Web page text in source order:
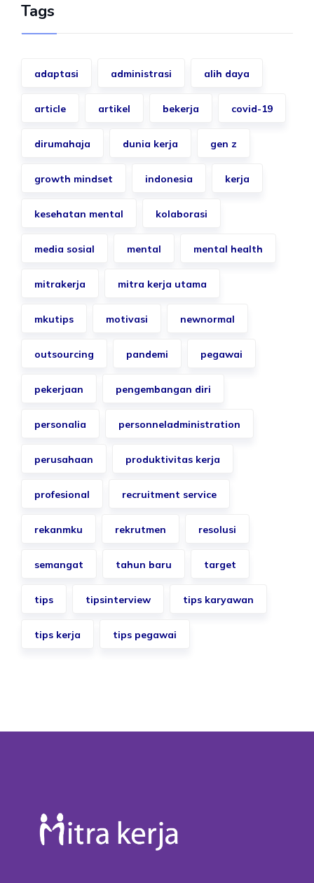
Tags
adaptasi administrasi alih daya
article artikel bekerja covid-19
dirumahaja dunia kerja gen z
growth mindset indonesia kerja
kesehatan mental kolaborasi
media sosial mental mental health
mitrakerja mitra kerja utama
mkutips motivasi newnormal
outsourcing pandemi pegawai
pekerjaan pengembangan diri
personalia personneladministration
perusahaan produktivitas kerja
profesional recruitment service
rekanmku rekrutmen resolusi
semangat tahun baru target
tips tipsinterview tips karyawan
tips kerja tips pegawai